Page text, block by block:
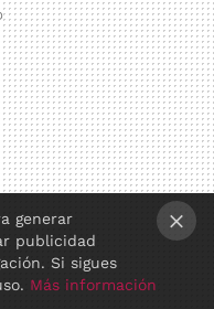
generar
publicidad
Si sigues
Más información